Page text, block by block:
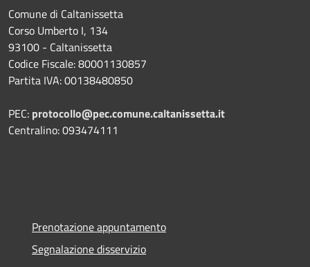
Comune di Caltanissetta
Corso Umberto I, 134
93100 - Caltanissetta
Codice Fiscale: 80001130857
Partita IVA: 00138480850
PEC: protocollo@pec.comune.caltanissetta.it
Centralino: 093474111
Prenotazione appuntamento
Segnalazione disservizio